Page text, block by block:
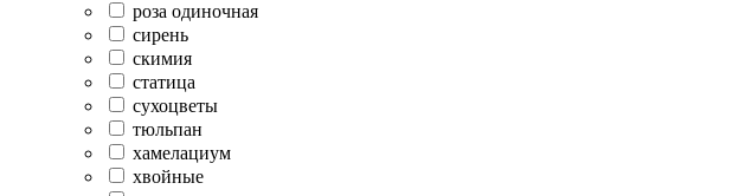
роза одиночная
сирень
скимия
статица
сухоцветы
тюльпан
хамелациум
хвойные